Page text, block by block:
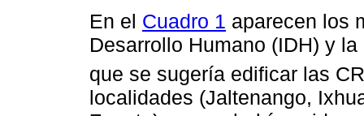
En el Cuadro 1 aparecen los
Desarrollo Humano (IDH) y
que se sugería edificar las
localidades (Jaltenango,